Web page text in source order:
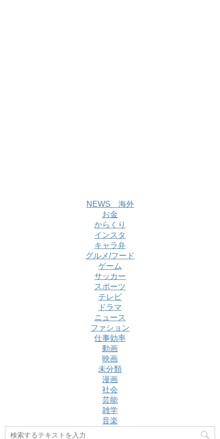
NEWS 海外
お金
からくり
インスタ
キャラ弁
グルメ/フード
ゲーム
サッカー
スポーツ
テレビ
ドラマ
ニュース
ファション
仕事効率
動画
映画
未分類
漫画
社会
芸能
雑学
音楽